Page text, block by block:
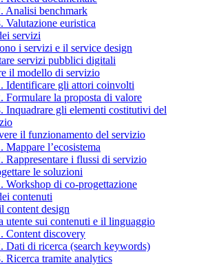
Analisi benchmark
Valutazione euristica
servizi
i servizi e il service design
servizi pubblici digitali
il modello di servizio
Identificare gli attori coinvolti
Formulare la proposta di valore
Inquadrare gli elementi costitutivi del
il funzionamento del servizio
Mappare l’ecosistema
Rappresentare i flussi di servizio
le soluzioni
Workshop di co-progettazione
contenuti
content design
utente sui contenuti e il linguaggio
Content discovery
Dati di ricerca (search keywords)
Ricerca tramite analytics